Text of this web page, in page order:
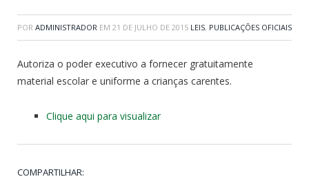
POR ADMINISTRADOR EM 21 DE JULHO DE 2015 LEIS, PUBLICAÇÕES OFICIAIS
Autoriza o poder executivo a fornecer gratuitamente
material escolar e uniforme a crianças carentes.
Clique aqui para visualizar
COMPARTILHAR: